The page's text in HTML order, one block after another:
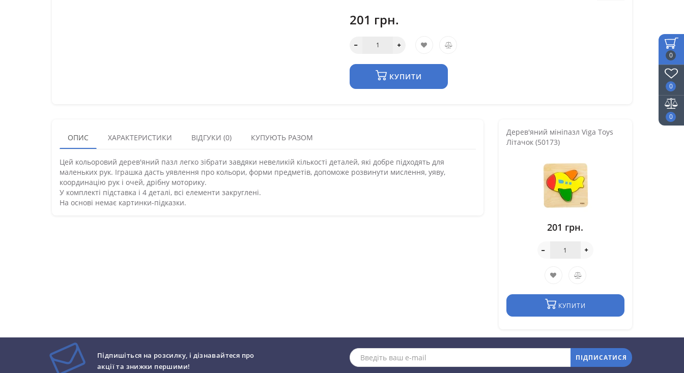
0
0
0
201 грн.
КУПИТИ
ОПИС ХАРАКТЕРИСТИКИ ВІДГУКИ (0) КУПУЮТЬ РАЗОМ
Цей кольоровий дерев'яний пазл легко зібрати завдяки невеликій кількості деталей, які добре підходять для
маленьких рук. Іграшка дасть уявлення про кольори, форми предметів, допоможе розвинути мислення, уяву,
координацію рук і очей, дрібну моторику.
У комплекті підставка і 4 деталі, всі елементи закруглені.
На основі немає картинки-підказки.
Дерев'яний мініпазл Viga Toys
Літачок (50173)
201 грн.
КУПИТИ
Підпишіться на розсилку, і дізнавайтеся про
акції та знижки першими!
ПІДПИСАТИСЯ